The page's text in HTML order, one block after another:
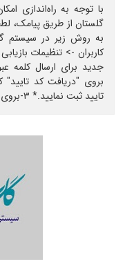
با توجه به راه‌اندازی
گلستان از طریق پیامک،
به روش زیر در سیستم
بروی "دریافت کد
تایید ثبت نمایید.* ۳-بروی اعمال تغییرات کلیک نمایید.